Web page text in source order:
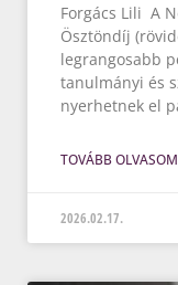
Forgács Lili A
Ösztöndíj
legrangosabb
tanulmányi és
nyerhetnek el
TOVÁBB
2026.02.17.